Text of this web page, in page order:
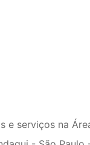
e serviços na